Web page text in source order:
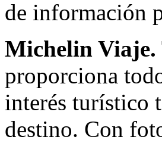
de información
Michelin Viaje.
proporciona
interés turístico
destino. Con